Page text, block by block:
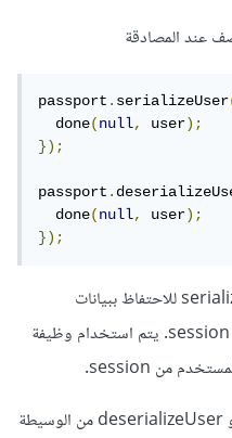
عند المصادقة
passport.serializeUser
  done
(null, user);
});
passport.
  done
(null, user);
});
يستخدم Passport وظيفة serializeUser للاحتفاظ ببيانات
المستخدم (بعد المصادقة الناجحة) في session. يتم استخدام وظيفة
تتحقق كلتا الدالتين serializeUser و deserializeUser من الوسيطة